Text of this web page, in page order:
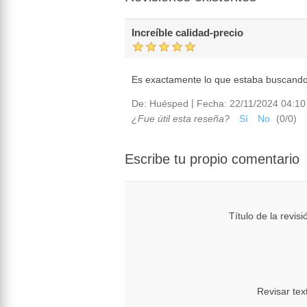
Increíble calidad-precio
Es exactamente lo que estaba
De: Huésped | Fecha: 22/11/2024
¿Fue útil esta reseña?
Sí No (0/0)
Escribe tu propio comentario
Título de la
Revisar